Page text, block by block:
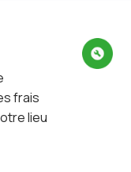
frais
lieu